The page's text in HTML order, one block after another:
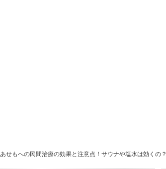
あせもへの民間治療の効果と注意点！サウナや塩水は効くの？